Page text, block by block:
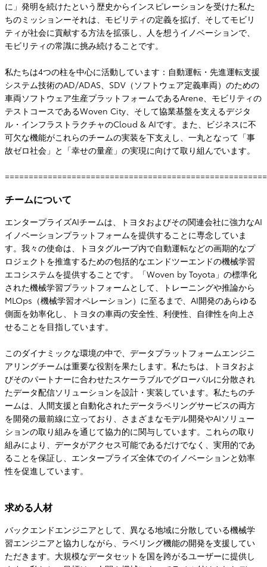
に」発明を続けたという歴史からインスピレーションを受けた私た
ちのミッションーそれは、モビリティの定義を拡げ、そしてモビリ
ティが社会に貢献する方法を拡張し、人を想うイノベーションで、
モビリティの常識に挑み続けることです。
私たちは4つの柱を中心に活動しています：自動運転・先進運転支援
システム技術のAD/ADAS、SDV（ソフトウェア定義車両）のための
車両ソフトウェア生産プラットフォームであるArene、モビリティの
テストコースであるWoven City、そして協業基盤を支えるデジタ
ル・インフラストラクチャのCloud & AIです。また、ビジネスに不
可欠な機能がこれらのチームの実装を下支えし、一丸となって「事
故ゼロ社会」と「幸せの量産」の実現に向けて取り組んでいます。
チームについて
エンタープライズAIチームは、トヨタおよびその関連会社に強力なAI
イノベーションプラットフォームを提供することに専念していま
す。我々の使命は、トヨタグループ内で自動運転などの画期的なプ
ロジェクトを推進するための包括的なエンドツーエンドの機械学習
エコシステムを提供することです。「Woven by Toyota」の標準化
された機械学習プラットフォームとして、トレーニングや推論から
MLOps（機械学習オペレーション）に至るまで、AI開発のあらゆる
側面を効率化し、トヨタの車両の安全性、利便性、自律性を向上さ
せることを目指しています。
このダイナミックな環境の中で、データプラットフォームエンジニ
アリングチームは重要な役割を果たします。私たちは、トヨタおよ
びそのパートナーに合わせたスケーラブルでグローバルに分散され
たデータ配信ソリューションを設計・実装しています。私たちのチ
ームは、人間支援と自動化されたデータラベリングサービスの両方
を開発の最前線に立っており、さまざまなモデル開発やAIソリュー
ションの取り組みを通じて協力的に関与しています。これらの取り
組みにより、データがアクセス可能であるだけでなく、実用的であ
ることを保証し、エンタープライズ全体でのイノベーションと効率
性を促進しています。
求める人材
バックエンドエンジニアとして、異なる地域に分散している機械学
習エンジニアと協力しながら、ラベリング機能の開発を支援してい
ただきます。大規模なデータセットを国を跨がるユーザーに提供し